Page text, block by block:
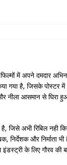
में अपने दमदार
गया है, जिसके पोस्टर
नीला आसमान से घिरा
अभी रिबिल नही
और निर्माता भी
इंडस्ट्री के लिए गौरव की